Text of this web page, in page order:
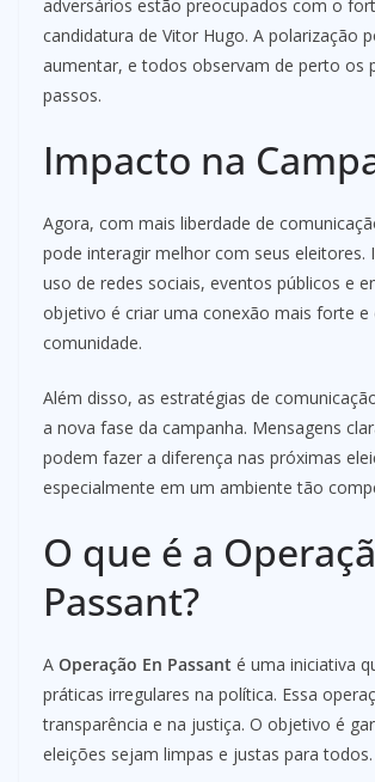
adversários estão preocupados com o
candidatura de Vitor Hugo. A polarização
aumentar, e todos observam de perto os
passos.
Impacto na
Agora, com mais liberdade de
pode interagir melhor com seus eleitores.
uso de redes sociais, eventos públicos e
objetivo é criar uma conexão mais forte e
comunidade.
Além disso, as estratégias de
a nova fase da campanha. Mensagens
podem fazer a diferença nas próximas
especialmente em um ambiente tão
O que é a
Passant?
A Operação En Passant é uma iniciativa
práticas irregulares na política. Essa
transparência e na justiça. O objetivo é
eleições sejam limpas e justas para todos.